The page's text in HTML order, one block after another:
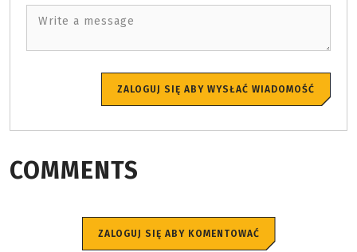
Write a message
ZALOGUJ SIĘ ABY WYSŁAĆ WIADOMOŚĆ
COMMENTS
ZALOGUJ SIĘ ABY KOMENTOWAĆ